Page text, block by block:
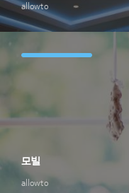
allowto
allowto
모빌